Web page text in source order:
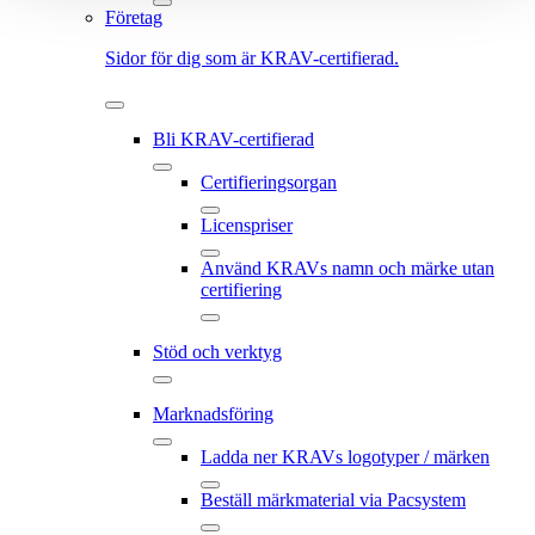
Företag
Sidor för dig som är KRAV-certifierad.
Bli KRAV-certifierad
Certifieringsorgan
Licenspriser
Använd KRAVs namn och märke utan
certifiering
Stöd och verktyg
Marknadsföring
Ladda ner KRAVs logotyper / märken
Beställ märkmaterial via Pacsystem